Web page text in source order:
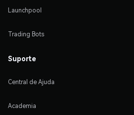
Launchpool
Trading Bots
Suporte
Central de Ajuda
Academia